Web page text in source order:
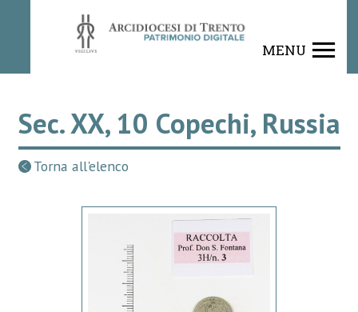
MENU
Sec. XX, 10 Copechi, Russia
Torna all'elenco